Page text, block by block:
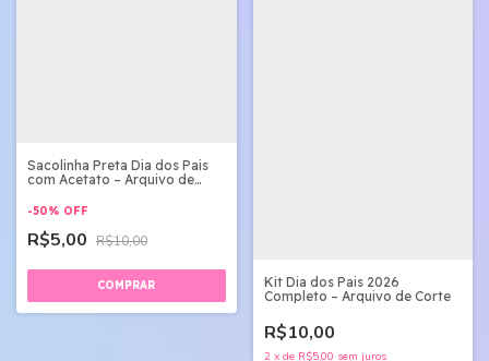
Sacolinha Preta Dia dos Pais
com Acetato – Arquivo de
-50% OFF
R$5,00 R$10,00
Kit Dia dos Pais 2026
Completo – Arquivo de Corte
R$10,00
2 x de R$5,00 sem juros